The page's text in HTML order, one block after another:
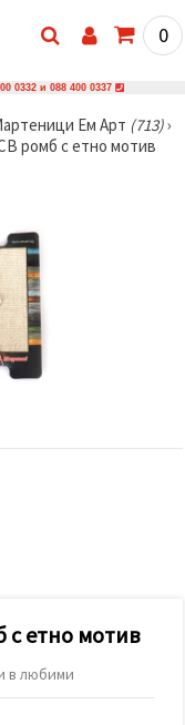
0
0332 и 088 400 0337
Ем Арт (713)›
ромб с етно мотив
с етно мотив
в любими